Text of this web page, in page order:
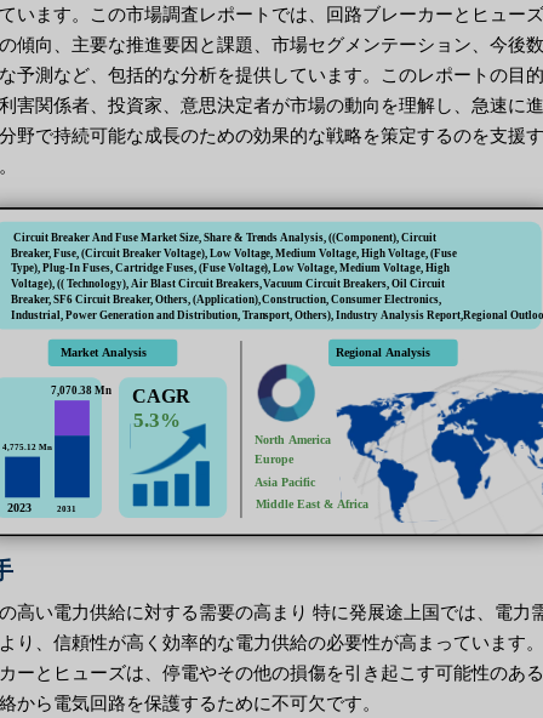
います。この市場調査レポートでは、回路ブレーカーとヒュー
傾向、主要な推進要因と課題、市場セグメンテーション、今後
予測など、包括的な分析を提供しています。このレポートの目
害関係者、投資家、意思決定者が市場の動向を理解し、急速に
野で持続可能な成長のための効果的な戦略を策定するのを支援
高い電力供給に対する需要の高まり 特に発展途上国では、電力
り、信頼性が高く効率的な電力供給の必要性が高まっています
ーとヒューズは、停電やその他の損傷を引き起こす可能性のあ
から電気回路を保護するために不可欠です。